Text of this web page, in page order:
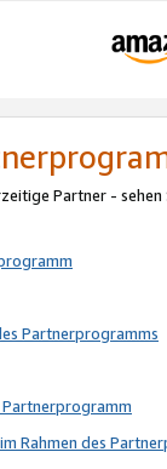
Partner - sehen
Partnerprogramms
Rahmen des